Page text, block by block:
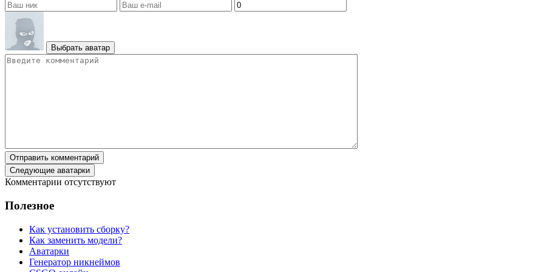
Выбрать аватар
Отправить комментарий
Следующие аватарки
Комментарии отсутствуют
Полезное
Как установить сборку?
Как заменить модели?
Аватарки
Генератор никнеймов